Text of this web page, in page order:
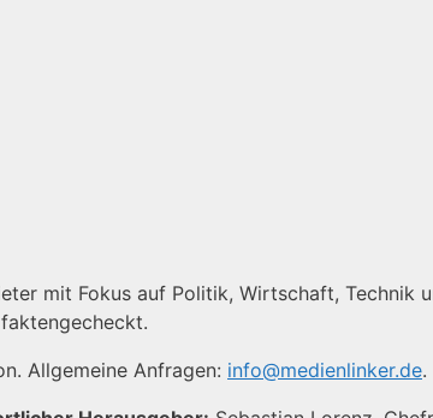
mit Fokus auf Politik, Wirtschaft,
Allgemeine Anfragen: info@medienlinker.de.